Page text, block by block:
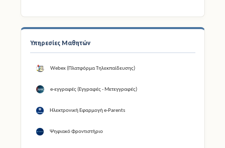
Υπηρεσίες Μαθητών
Webex (Πλατφόρμα Τηλεκπαίδευσης)
e-εγγραφές (Εγγραφές - Μετεγγραφές)
Ηλεκτρονική Εφαρμογή e-Parents
Ψηφιακό Φροντιστήριο